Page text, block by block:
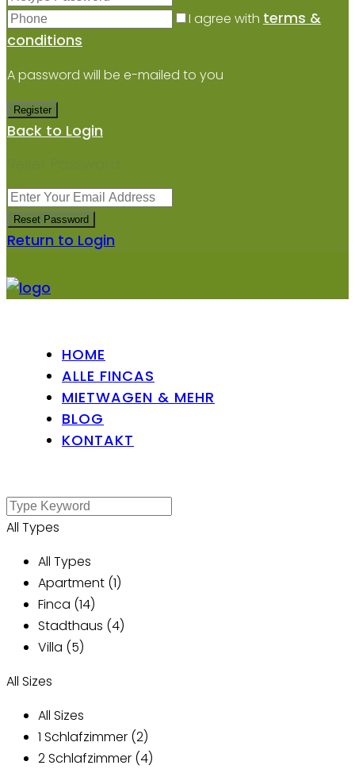
I agree with terms &
conditions
A password will be e-mailed to you
Register
Back to Login
Reset Password
Reset Password
Return to Login
HOME
ALLE FINCAS
MIETWAGEN & MEHR
BLOG
KONTAKT
All Types
All Types
Apartment (1)
Finca (14)
Stadthaus (4)
Villa (5)
All Sizes
All Sizes
1 Schlafzimmer (2)
2 Schlafzimmer (4)